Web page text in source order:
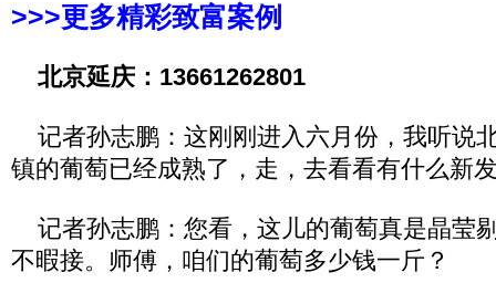
>>>更多精彩致富案例
北京延庆：13661262801
记者孙志鹏：这刚刚进入六月份，我听说
镇的葡萄已经成熟了，走，去看看有什么新
记者孙志鹏：您看，这儿的葡萄真是晶莹
不暇接。师傅，咱们的葡萄多少钱一斤？